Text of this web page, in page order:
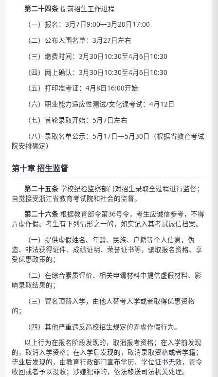
第二十四条提前招生工作进程
（一）报名：3月7日9:00—3月20日17:00
（二）公布入围名单：3月27日左右
（三）缴费时间：3月30日10:30至4月6日10:30
（四）网上确认：3月30日10:30至4月6日10:30
（五）打印准考证：4月8日16:00开始
（六）职业能力适应性测试/文化课考试：4月12日
（七）首轮录取开始：5月7日左右
（八）录取名单公示：5月17日—5月30日（根据省教育考试
院安排确定）
第十章 招生监督
第二十五条学校纪检监察部门对招生录取全过程进行监督；
自觉接受浙江省教育考试院和社会的监督。
第二十六条根据教育部令第36号令，考生应诚信参考，不得
弄虚作假。考生有下列情形之一的，如实记入其考试诚信档案。
（一）提供虚假姓名、年龄、民族、户籍等个人信息，伪
造、非法获得证件、成绩证明、荣誉证书等，骗取报名资格、享
受优惠政策的；
（二）在综合素质评价、相关申请材料中提供虚假材料、影
响录取结果的；
（三）冒名顶替入学，由他人替考入学或者取得优惠资格
的；
（四）其他严重违反高校招生规定的弄虚作假行为。
以上行为在报名阶段发现的，取消报考资格；在入学前发现
的，取消入学资格；在入学后发现的，取消录取资格或者学籍；
毕业后发现的，由教育行政部门宣布学历、学位证书无效，责令
收回或者予以没收；涉嫌犯罪的，依法移送司法机关处理。